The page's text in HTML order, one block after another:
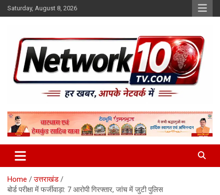
Skip
to
Saturday, August 8, 2026
Network10tv
Home
उत्तराखंड
बोर्ड परीक्षा में फर्जीवाड़ा: 7 आरोपी गिरफ्तार, जांच में जुटी पुलिस